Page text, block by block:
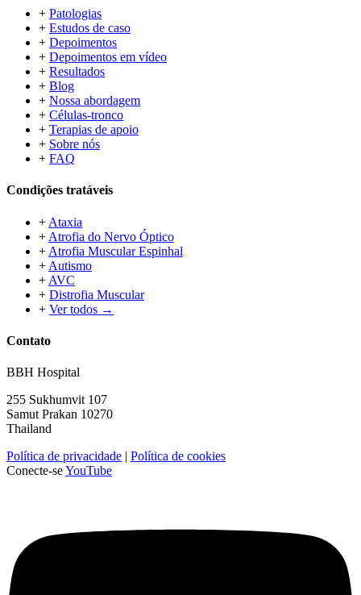
+ Patologias
+ Estudos de caso
+ Depoimentos
+ Depoimentos em vídeo
+ Resultados
+ Blog
+ Nossa abordagem
+ Células-tronco
+ Terapias de apoio
+ Sobre nós
+ FAQ
Condições tratáveis
+ Ataxia
+ Atrofia do Nervo Óptico
+ Atrofia Muscular Espinhal
+ Autismo
+ AVC
+ Distrofia Muscular
+ Ver todos →
Contato
BBH Hospital
255 Sukhumvit 107
Samut Prakan 10270
Thailand
Política de privacidade | Política de cookies
Conecte-seYouTube